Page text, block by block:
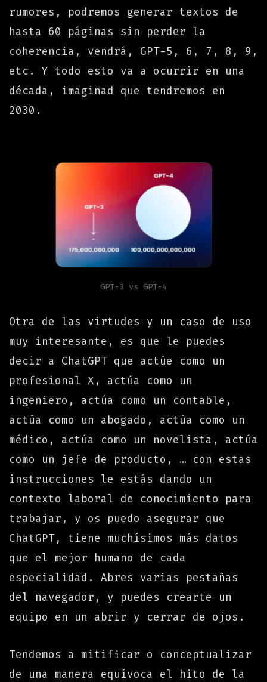
rumores, podremos generar textos de
hasta 60 páginas sin perder la
coherencia, vendrá, GPT-5, 6, 7, 8, 9,
etc. Y todo esto va a ocurrir en una
década, imaginad que tendremos en
2030.
GPT-3 vs GPT-4
Otra de las virtudes y un caso de uso
muy interesante, es que le puedes
decir a ChatGPT que actúe como un
profesional X, actúa como un
ingeniero, actúa como un contable,
actúa como un abogado, actúa como un
médico, actúa como un novelista, actúa
como un jefe de producto, … con estas
instrucciones le estás dando un
contexto laboral de conocimiento para
trabajar, y os puedo asegurar que
ChatGPT, tiene muchísimos más datos
que el mejor humano de cada
especialidad. Abres varias pestañas
del navegador, y puedes crearte un
equipo en un abrir y cerrar de ojos.
Tendemos a mitificar o conceptualizar
de una manera equívoca el hito de la